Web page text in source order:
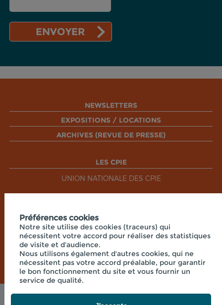
NEWSLETTERS
EXPOSITIONS / LOCATIONS
ARCHIVES (REVUE DE PRESSE)
LES CPIE
UNION NATIONALE DES CPIE
RÉSEAUX SOCIAUX
Mentions légales
Préférences cookies
Notre site utilise des cookies (traceurs) qui
nécessitent votre accord pour réaliser des statistiques
de visite et d'audience.
Nous utilisons également d'autres cookies, qui ne
nécessitent pas votre accord préalable, pour garantir
le bon fonctionnement du site et vous fournir un
service de qualité.